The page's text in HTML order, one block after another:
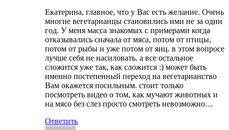
Екатерина, главное, что у Вас есть желание. Очень
многие вегетарианцы становились ими не за один
год. У меня масса знакомых с примерами когда
отказывались сначала от мяса, потом от птицы,
потом от рыбы и уже потом от яиц. в этом вопросе
лучше себя не насиловать. а все остальное
сложится уже так, как сложится :) может быть
именно постепенный переход на вегетарианство
Вам окажется посильным. стоит только
посмотреть видео о том, как мучают животных и
на мясо без слез просто смотреть невозможно…
Ответить